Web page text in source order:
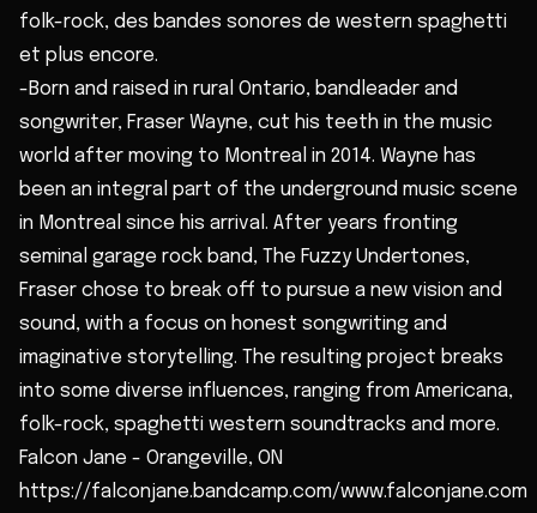
folk-rock, des bandes sonores de western spaghetti
et plus encore.
-Born and raised in rural Ontario, bandleader and
songwriter, Fraser Wayne, cut his teeth in the music
world after moving to Montreal in 2014. Wayne has
been an integral part of the underground music scene
in Montreal since his arrival. After years fronting
seminal garage rock band, The Fuzzy Undertones,
Fraser chose to break off to pursue a new vision and
sound, with a focus on honest songwriting and
imaginative storytelling. The resulting project breaks
into some diverse influences, ranging from Americana,
folk-rock, spaghetti western soundtracks and more.
Falcon Jane - Orangeville, ON
https://falconjane.bandcamp.com/www.falconjane.com